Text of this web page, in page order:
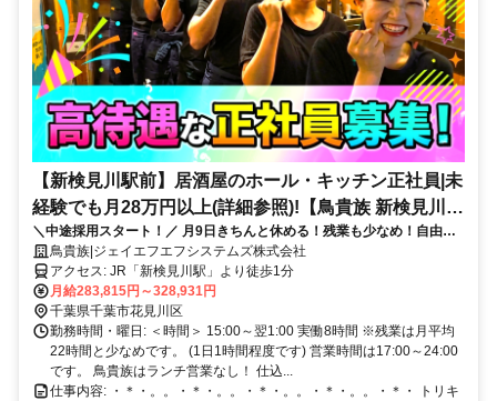
【新検見川駅前】居酒屋のホール・キッチン正社員|未
経験でも月28万円以上(詳細参照)!【鳥貴族 新検見川
店】
＼中途採用スタート！／ 月9日きちんと休める！残業も少なめ！自由な
社風で楽しく働けますよ！
鳥貴族|ジェイエフエフシステムズ株式会社
アクセス: JR「新検見川駅」より徒歩1分
月給283,815円～328,931円
千葉県千葉市花見川区
勤務時間・曜日: ＜時間＞ 15:00～翌1:00 実働8時間 ※残業は月平均
22時間と少なめです。 (1日1時間程度です) 営業時間は17:00～24:00
です。 鳥貴族はランチ営業なし！ 仕込...
仕事内容: ・＊・。。・＊・。。・＊・。。・＊・。。・＊・ トリキ